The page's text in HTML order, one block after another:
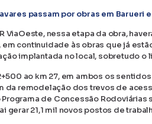
passam por obras em Barueri
nessa etapa da obra,
continuidade às obras que já
implantada no local, sobretudo
ao km 27, em ambos os
da remodelação dos trevos de
de Concessão
gerar 21,1 mil novos postos de